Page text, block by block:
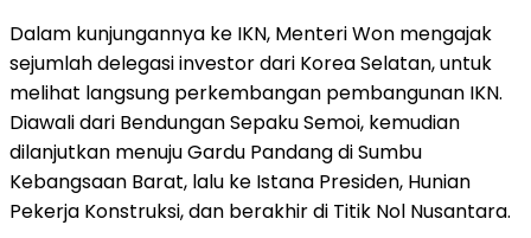
Dalam kunjungannya ke IKN, Menteri Won mengajak
sejumlah delegasi investor dari Korea Selatan, untuk
melihat langsung perkembangan pembangunan IKN.
Diawali dari Bendungan Sepaku Semoi, kemudian
dilanjutkan menuju Gardu Pandang di Sumbu
Kebangsaan Barat, lalu ke Istana Presiden, Hunian
Pekerja Konstruksi, dan berakhir di Titik Nol Nusantara.